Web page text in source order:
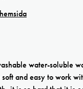
water-soluble
and easy to work